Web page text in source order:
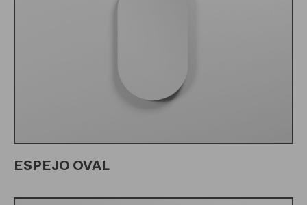
ESPEJO OVAL